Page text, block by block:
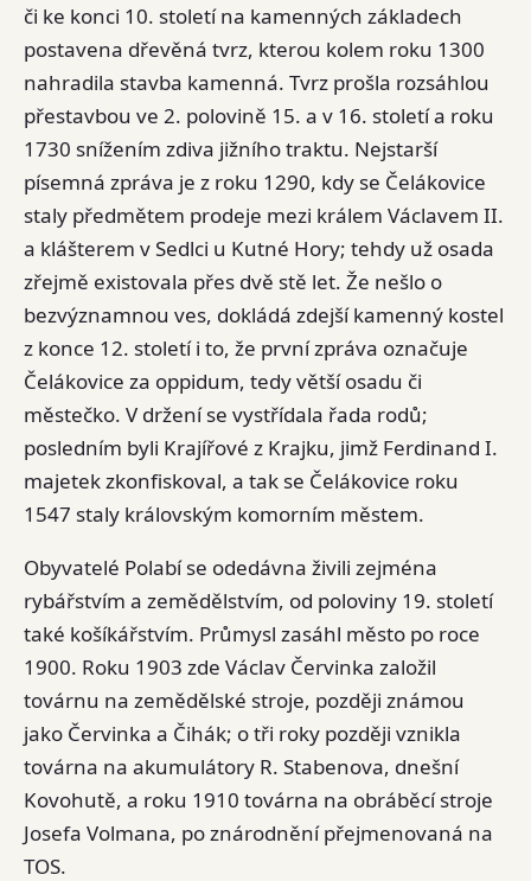
či ke konci 10. století na kamenných základech
postavena dřevěná tvrz, kterou kolem roku 1300
nahradila stavba kamenná. Tvrz prošla rozsáhlou
přestavbou ve 2. polovině 15. a v 16. století a roku
1730 snížením zdiva jižního traktu. Nejstarší
písemná zpráva je z roku 1290, kdy se Čelákovice
staly předmětem prodeje mezi králem Václavem II.
a klášterem v Sedlci u Kutné Hory; tehdy už osada
zřejmě existovala přes dvě stě let. Že nešlo o
bezvýznamnou ves, dokládá zdejší kamenný kostel
z konce 12. století i to, že první zpráva označuje
Čelákovice za oppidum, tedy větší osadu či
městečko. V držení se vystřídala řada rodů;
posledním byli Krajířové z Krajku, jimž Ferdinand I.
majetek zkonfiskoval, a tak se Čelákovice roku
1547 staly královským komorním městem.
Obyvatelé Polabí se odedávna živili zejména
rybářstvím a zemědělstvím, od poloviny 19. století
také košíkářstvím. Průmysl zasáhl město po roce
1900. Roku 1903 zde Václav Červinka založil
továrnu na zemědělské stroje, později známou
jako Červinka a Čihák; o tři roky později vznikla
továrna na akumulátory R. Stabenova, dnešní
Kovohutě, a roku 1910 továrna na obráběcí stroje
Josefa Volmana, po znárodnění přejmenovaná na
TOS.